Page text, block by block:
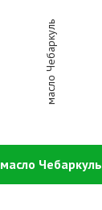
масло Чебаркуль